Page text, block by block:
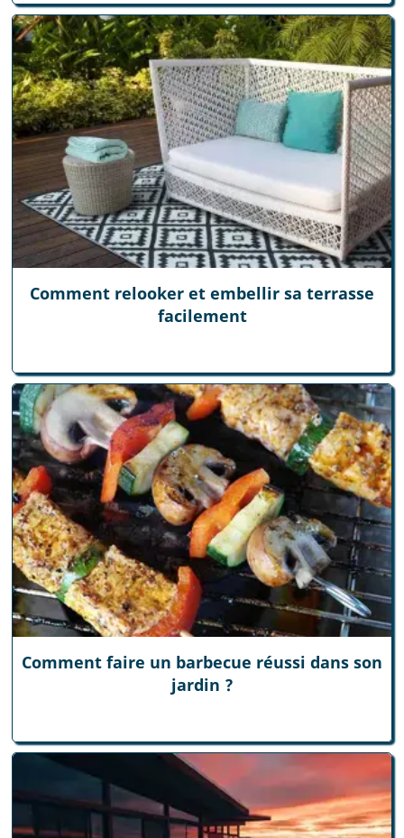
Comment relooker et embellir sa terrasse
facilement
Comment faire un barbecue réussi dans son
jardin ?